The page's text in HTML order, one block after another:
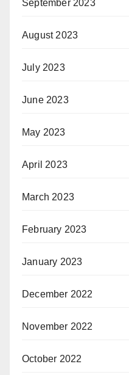
September 2023
August 2023
July 2023
June 2023
May 2023
April 2023
March 2023
February 2023
January 2023
December 2022
November 2022
October 2022